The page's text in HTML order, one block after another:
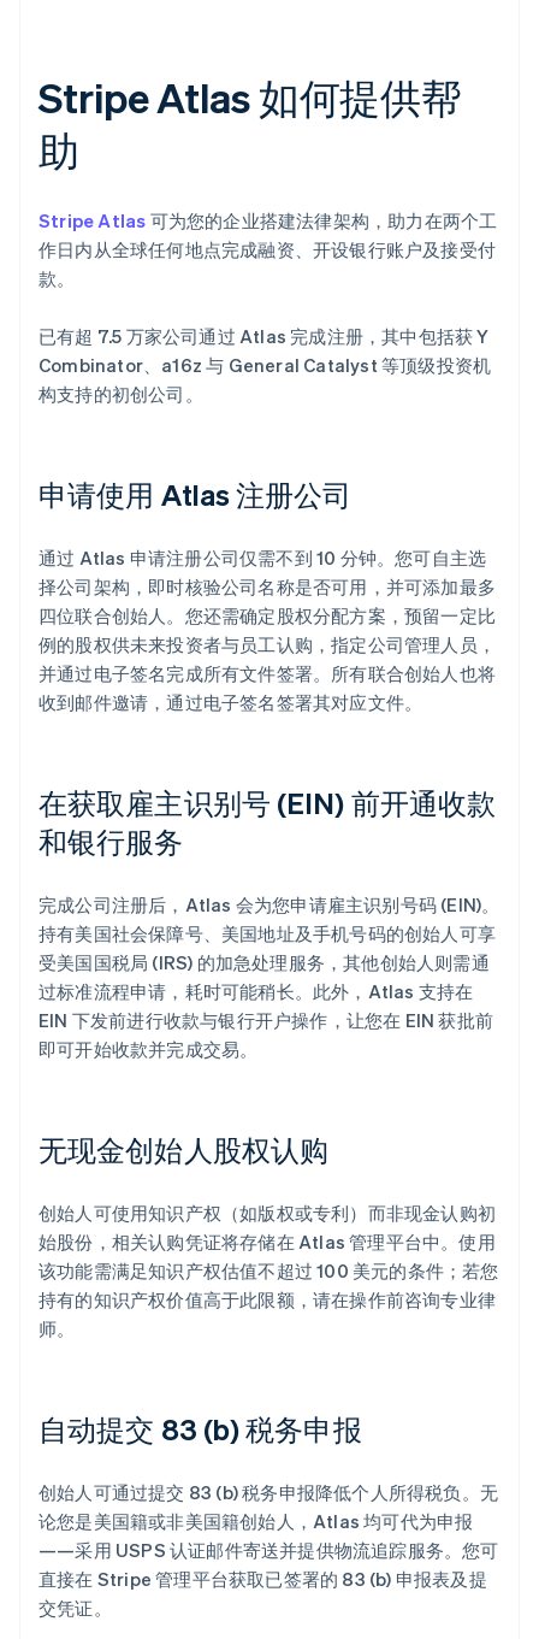
Stripe Atlas 如何提供帮
助
Stripe Atlas 可为您的企业搭建法律架构，助力在两个工
作日内从全球任何地点完成融资、开设银行账户及接受付
款。
已有超 7.5 万家公司通过 Atlas 完成注册，其中包括获 Y
Combinator、a16z 与 General Catalyst 等顶级投资机
构支持的初创公司。
申请使用 Atlas 注册公司
通过 Atlas 申请注册公司仅需不到 10 分钟。您可自主选
择公司架构，即时核验公司名称是否可用，并可添加最多
四位联合创始人。您还需确定股权分配方案，预留一定比
例的股权供未来投资者与员工认购，指定公司管理人员，
并通过电子签名完成所有文件签署。所有联合创始人也将
收到邮件邀请，通过电子签名签署其对应文件。
在获取雇主识别号 (EIN) 前开通收款
和银行服务
完成公司注册后，Atlas 会为您申请雇主识别号码 (EIN)。
持有美国社会保障号、美国地址及手机号码的创始人可享
受美国国税局 (IRS) 的加急处理服务，其他创始人则需通
过标准流程申请，耗时可能稍长。此外，Atlas 支持在
EIN 下发前进行收款与银行开户操作，让您在 EIN 获批前
即可开始收款并完成交易。
无现金创始人股权认购
创始人可使用知识产权（如版权或专利）而非现金认购初
始股份，相关认购凭证将存储在 Atlas 管理平台中。使用
该功能需满足知识产权估值不超过 100 美元的条件；若您
持有的知识产权价值高于此限额，请在操作前咨询专业律
师。
自动提交 83 (b) 税务申报
创始人可通过提交 83 (b) 税务申报降低个人所得税负。无
论您是美国籍或非美国籍创始人，Atlas 均可代为申报
——采用 USPS 认证邮件寄送并提供物流追踪服务。您可
直接在 Stripe 管理平台获取已签署的 83 (b) 申报表及提
交凭证。